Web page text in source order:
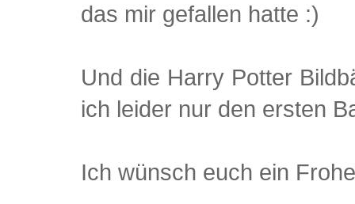
das mir gefallen hatte :)
Und die Harry Potter
ich leider nur den ersten
Ich wünsch euch ein